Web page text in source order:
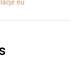
eu